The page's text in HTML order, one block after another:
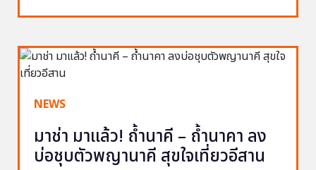
NEWS
มาช่า มาแล้ว! ถ้ำนาคี – ถ้ำนาคา ลง
บ่อชุบตัวพญานาคี สุขใจเที่ยวอีสาน